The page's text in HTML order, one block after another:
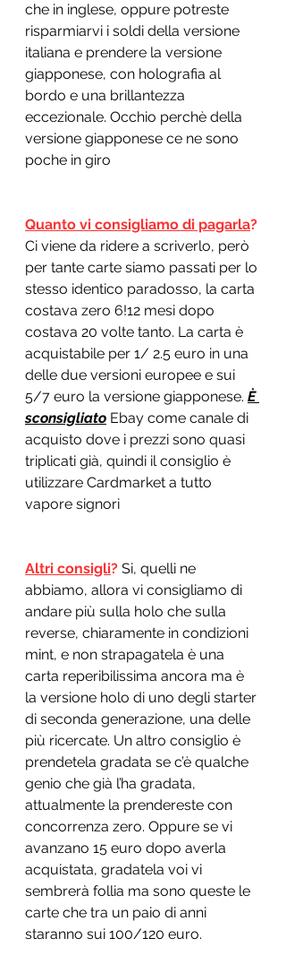
che in inglese, oppure potreste
risparmiarvi i soldi della versione
italiana e prendere la versione
giapponese, con holografia al
bordo e una brillantezza
eccezionale. Occhio perchè della
versione giapponese ce ne sono
poche in giro
Quanto vi consigliamo di pagarla?
Ci viene da ridere a scriverlo, però
per tante carte siamo passati per lo
stesso identico paradosso, la carta
costava zero 6!12 mesi dopo
costava 20 volte tanto. La carta è
acquistabile per 1/ 2.5 euro in una
delle due versioni europee e sui
5/7 euro la versione giapponese. È
sconsigliato Ebay come canale di
acquisto dove i prezzi sono quasi
triplicati già, quindi il consiglio è
utilizzare Cardmarket a tutto
vapore signori
Altri consigli? Si, quelli ne
abbiamo, allora vi consigliamo di
andare più sulla holo che sulla
reverse, chiaramente in condizioni
mint, e non strapagatela è una
carta reperibilissima ancora ma è
la versione holo di uno degli starter
di seconda generazione, una delle
più ricercate. Un altro consiglio è
prendetela gradata se c’è qualche
genio che già l’ha gradata,
attualmente la prendereste con
concorrenza zero. Oppure se vi
avanzano 15 euro dopo averla
acquistata, gradatela voi vi
sembrerà follia ma sono queste le
carte che tra un paio di anni
staranno sui 100/120 euro.